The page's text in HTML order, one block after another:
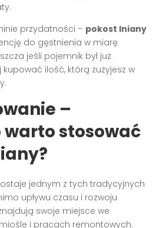
przydatności – pokost lniany
do gęstnienia w miarę
jeśli pojemnik był już
kupować ilość, którą zużyjesz w
–
stosować
jednym z tych tradycyjnych
upływu czasu i rozwoju
swoje miejsce we
i pracach remontowych.